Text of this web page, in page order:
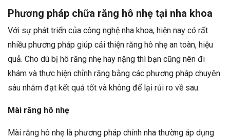
Phương pháp chữa răng hô nhẹ tại nha khoa
Với sự phát triển của công nghệ nha khoa, hiện nay có rất
nhiều phương pháp giúp cải thiện răng hô nhẹ an toàn, hiệu
quả. Cho dù bị hô răng nhẹ hay nặng thì bạn cũng nên đi
khám và thực hiện chỉnh răng bằng các phương pháp chuyên
sâu nhằm đạt kết quả tốt và không để lại rủi ro về sau.
Mài răng hô nhẹ
Mài răng hô nhẹ là phương pháp chỉnh nha thường áp dụng